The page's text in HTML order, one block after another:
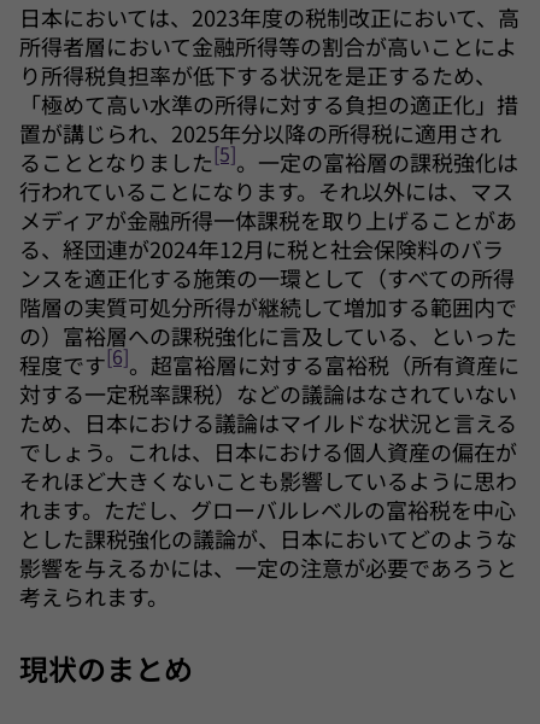
日本においては、2023年度の税制改正において、高
所得者層において金融所得等の割合が高いことによ
り所得税負担率が低下する状況を是正するため、
「極めて高い水準の所得に対する負担の適正化」措
置が講じられ、2025年分以降の所得税に適用され
ることとなりました[5]。一定の富裕層の課税強化は
行われていることになります。それ以外には、マス
メディアが金融所得一体課税を取り上げることがあ
る、経団連が2024年12月に税と社会保険料のバラ
ンスを適正化する施策の一環として（すべての所得
階層の実質可処分所得が継続して増加する範囲内で
の）富裕層への課税強化に言及している、といった
程度です[6]。超富裕層に対する富裕税（所有資産に
対する一定税率課税）などの議論はなされていない
ため、日本における議論はマイルドな状況と言える
でしょう。これは、日本における個人資産の偏在が
それほど大きくないことも影響しているように思わ
れます。ただし、グローバルレベルの富裕税を中心
とした課税強化の議論が、日本においてどのような
影響を与えるかには、一定の注意が必要であろうと
考えられます。
現状のまとめ